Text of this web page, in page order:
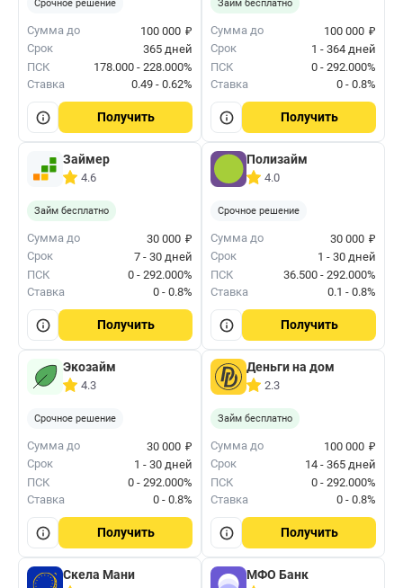
Срочное решение
Сумма до 100 000 ₽
Срок
365 дней
ПСК
178.000 - 228.000%
Ставка
0.49 - 0.62%
Получить
Займ бесплатно
Сумма до 100 000 ₽
Срок
1 - 364 дней
ПСК
0 - 292.000%
Ставка
0 - 0.8%
Получить
Займер
4.6
Займ бесплатно
Сумма до 30 000 ₽
Срок
7 - 30 дней
ПСК
0 - 292.000%
Ставка
0 - 0.8%
Получить
Полизайм
4.0
Срочное решение
Сумма до 30 000 ₽
Срок
1 - 30 дней
ПСК
36.500 - 292.000%
Ставка
0.1 - 0.8%
Получить
Экозайм
4.3
Срочное решение
Сумма до 30 000 ₽
Срок
1 - 30 дней
ПСК
0 - 292.000%
Ставка
0 - 0.8%
Получить
Деньги на дом
2.3
Займ бесплатно
Сумма до 100 000 ₽
Срок
14 - 365 дней
ПСК
0 - 292.000%
Ставка
0 - 0.8%
Получить
Скела Мани МФО Банк